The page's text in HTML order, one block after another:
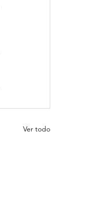
Ver todo